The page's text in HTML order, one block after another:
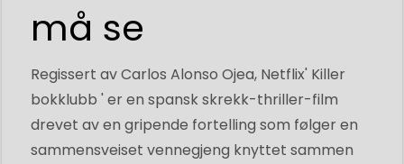
må se
Regissert av Carlos Alonso Ojea, Netflix' Killer
bokklubb ' er en spansk skrekk-thriller-film
drevet av en gripende fortelling som følger en
sammensveiset vennegjeng knyttet sammen